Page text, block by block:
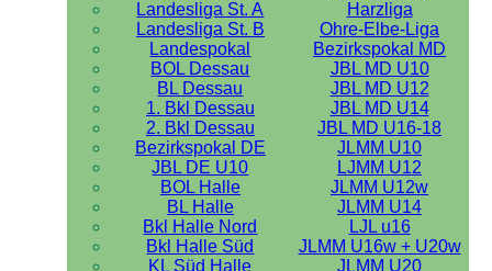
Landesliga St. A
Harzliga
Landesliga St. B
Ohre-Elbe-Liga
Landespokal
Bezirkspokal MD
BOL Dessau
JBL MD U10
BL Dessau
JBL MD U12
1. Bkl Dessau
JBL MD U14
2. Bkl Dessau
JBL MD U16-18
Bezirkspokal DE
JLMM U10
JBL DE U10
LJMM U12
BOL Halle
JLMM U12w
BL Halle
JLMM U14
Bkl Halle Nord
LJL u16
Bkl Halle Süd
JLMM U16w + U20w
KL Süd Halle
JLMM U20